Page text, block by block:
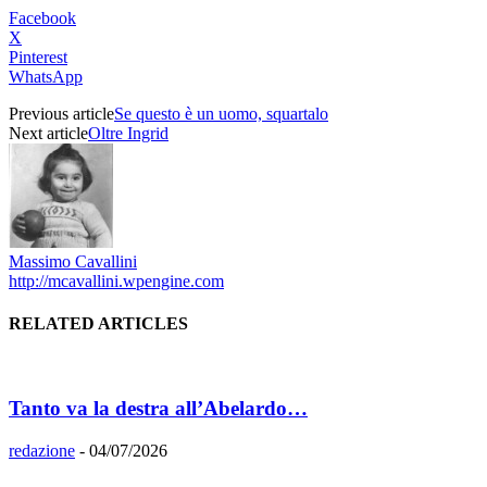
Facebook
X
Pinterest
WhatsApp
Previous articleSe questo è un uomo, squartalo
Next articleOltre Ingrid
Massimo Cavallini
http://mcavallini.wpengine.com
RELATED ARTICLES
Tanto va la destra all’Abelardo…
redazione - 04/07/2026